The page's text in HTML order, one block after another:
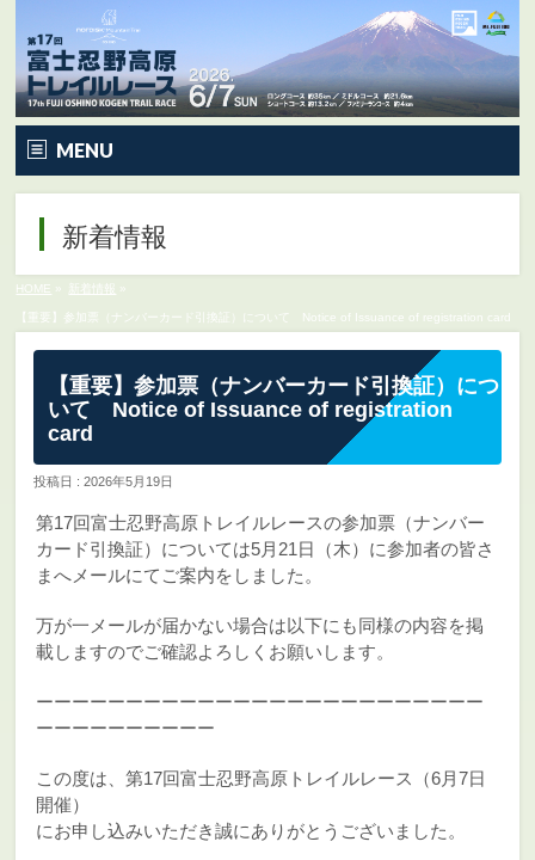
MENU
大会の特徴
エントリー
Q&A | お問い合わせ
新着情報
HOME » 新着情報 »
【重要】参加票（ナンバーカード引換証）について Notice of Issuance of registration card
【重要】参加票（ナンバーカード引換証）につ
いて Notice of Issuance of registration
card
投稿日 : 2026年5月19日
第17回富士忍野高原トレイルレースの参加票（ナンバー
カード引換証）については5月21日（木）に参加者の皆さ
まへメールにてご案内をしました。
万が一メールが届かない場合は以下にも同様の内容を掲
載しますのでご確認よろしくお願いします。
ーーーーーーーーーーーーーーーーーーーーーーーーー
ーーーーーーーーーー
この度は、第17回富士忍野高原トレイルレース（6月7日
開催）
にお申し込みいただき誠にありがとうございました。